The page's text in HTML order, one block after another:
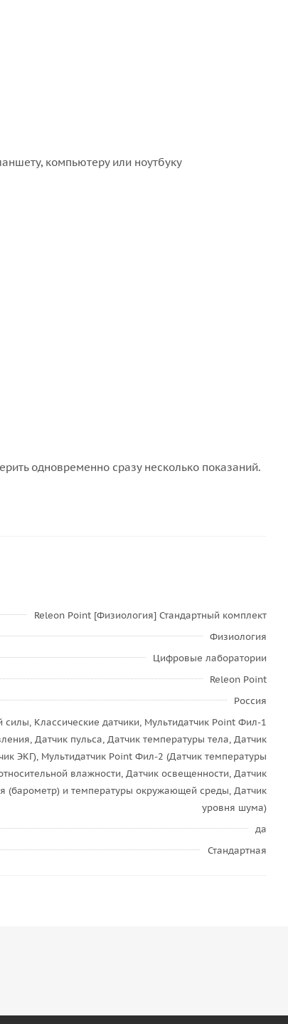
компьютеру или ноутбуку
одновременно сразу несколько показаний.
Releon Point [Физиология] Стандартный комплект
Физиология
Цифровые лаборатории
Releon Point
Россия
силы, Классические датчики, Мультидатчик Point Фил-1
Датчик пульса, Датчик температуры тела, Датчик
ЭКГ), Мультидатчик Point Фил-2 (Датчик температуры
влажности, Датчик освещенности, Датчик
(барометр) и температуры окружающей среды, Датчик
уровня шума)
да
Стандартная